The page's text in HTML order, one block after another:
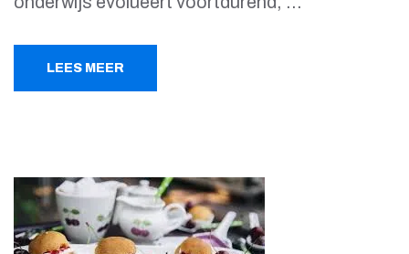
LEES MEER